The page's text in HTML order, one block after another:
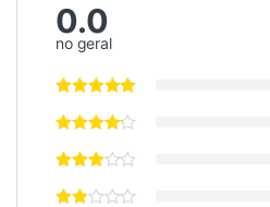
0.0
no geral